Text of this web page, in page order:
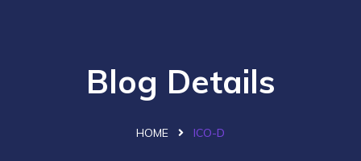
Blog Details
HOME ICO-D